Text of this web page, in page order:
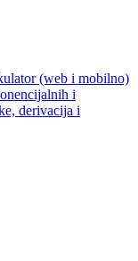
(web i mobilno)
i
derivacija i